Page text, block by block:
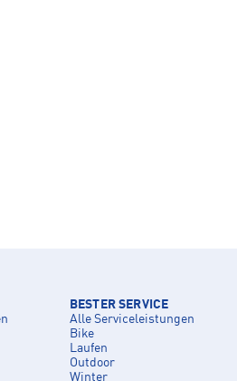
BESTER SERVICE
Alle Serviceleistungen
Bike
Laufen
Outdoor
Winter